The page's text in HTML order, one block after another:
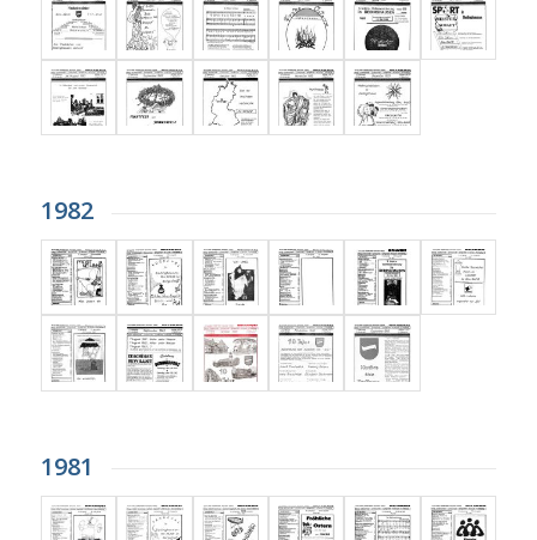
1982
1981